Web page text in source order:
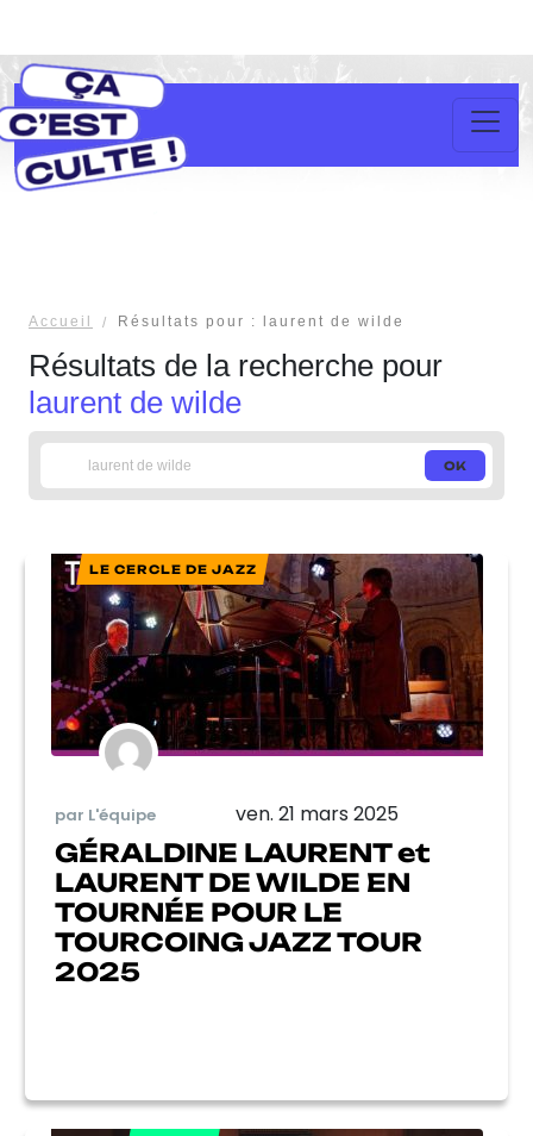
Accueil Résultats pour : laurent de wilde
Résultats de la recherche pour
laurent de wilde
LE CERCLE DE JAZZ
par L'équipe ven. 21 mars 2025
GÉRALDINE LAURENT et
LAURENT DE WILDE EN
TOURNÉE POUR LE
TOURCOING JAZZ TOUR
2025